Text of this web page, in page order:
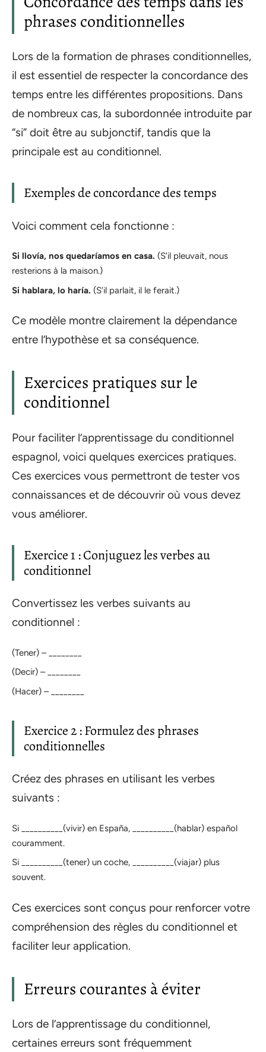
phrases conditionnelles
Lors de la formation de phrases conditionnelles,
il est essentiel de respecter la concordance des
temps entre les différentes propositions. Dans
de nombreux cas, la subordonnée introduite par
“si” doit être au subjonctif, tandis que la
principale est au conditionnel.
Exemples de concordance des temps
Voici comment cela fonctionne :
Si llovía, nos quedaríamos en casa. (S’il pleuvait, nous
resterions à la maison.)
Si hablara, lo haría. (S’il parlait, il le ferait.)
Ce modèle montre clairement la dépendance
entre l’hypothèse et sa conséquence.
Exercices pratiques sur le
conditionnel
Pour faciliter l’apprentissage du conditionnel
espagnol, voici quelques exercices pratiques.
Ces exercices vous permettront de tester vos
connaissances et de découvrir où vous devez
vous améliorer.
Exercice 1 : Conjuguez les verbes au
conditionnel
Convertissez les verbes suivants au
conditionnel :
(Tener) – ________
(Decir) – ________
(Hacer) – ________
Exercice 2 : Formulez des phrases
conditionnelles
Créez des phrases en utilisant les verbes
suivants :
Si __________(vivir) en España, __________(hablar) español
couramment.
Si __________(tener) un coche, __________(viajar) plus
souvent.
Ces exercices sont conçus pour renforcer votre
compréhension des règles du conditionnel et
faciliter leur application.
Erreurs courantes à éviter
Lors de l’apprentissage du conditionnel,
certaines erreurs sont fréquemment